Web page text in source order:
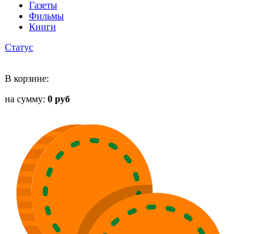
Газеты
Фильмы
Книги
Статус
В корзине:
на сумму: 0 руб